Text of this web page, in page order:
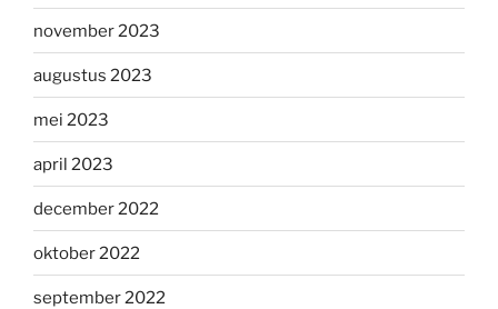
november 2023
augustus 2023
mei 2023
april 2023
december 2022
oktober 2022
september 2022